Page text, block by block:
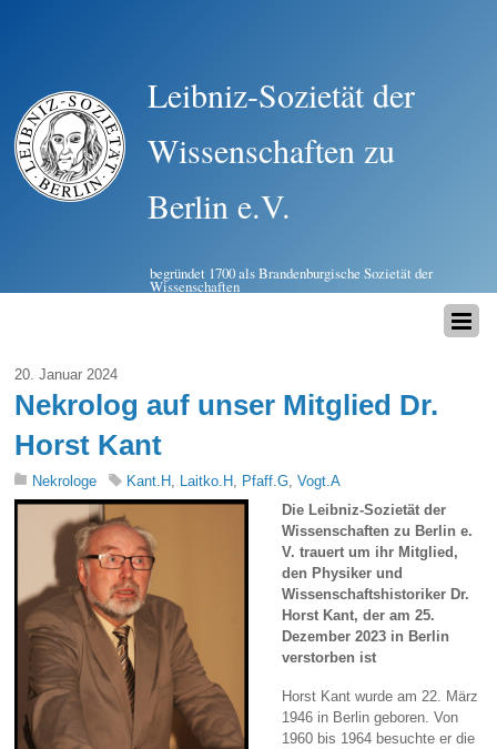
Leibniz-Sozietät der
Wissenschaften zu
Berlin e.V.
begründet 1700 als Brandenburgische Sozietät der
Wissenschaften
20. Januar 2024
Nekrolog auf unser Mitglied Dr.
Horst Kant
Nekrologe Kant.H , Laitko.H , Pfaff.G,Vogt.A
Die Leibniz-Sozietät der
Wissenschaften zu Berlin e.
V. trauert um ihr Mitglied,
den Physiker und
Wissenschaftshistoriker Dr.
Horst Kant,der am 25.
Dezember 2023 in Berlin
verstorben ist
Horst Kant wurde am 22. März
1946 in Berlin geboren. Von
1960 bis 1964 besuchte er die